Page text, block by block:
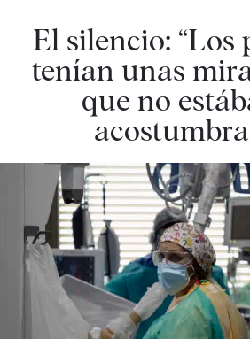
El silencio: “Los
tenían unas
que no